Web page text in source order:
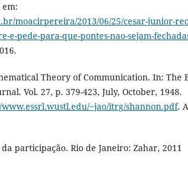
moacirpereira/2013/06/25/cesar-junior-
e-pede-para-que-pontes-nao-sejam-
Theory of Communication. In: The
Vol. 27, p. 379-423, July, October, 1948.
~jao/itrg/shannon.pdf.
participação. Rio de Janeiro: Zahar, 2011